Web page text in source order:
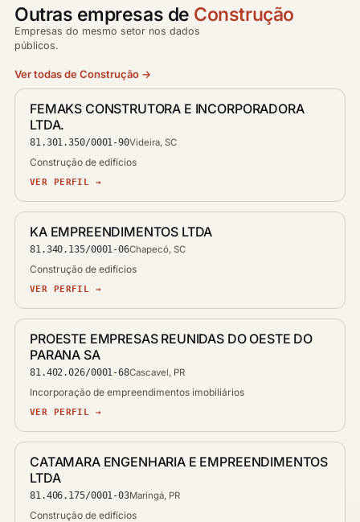
Outras empresas de Construção
Empresas do mesmo setor nos dados
públicos.
Ver todas de Construção →
FEMAKS CONSTRUTORA E INCORPORADORA
LTDA.
81.301.350/0001-90Videira, SC
Construção de edifícios
VER PERFIL →
KA EMPREENDIMENTOS LTDA
81.340.135/0001-06Chapecó, SC
Construção de edifícios
VER PERFIL →
PROESTE EMPRESAS REUNIDAS DO OESTE DO
PARANA SA
81.402.026/0001-68Cascavel, PR
Incorporação de empreendimentos imobiliários
VER PERFIL →
CATAMARA ENGENHARIA E EMPREENDIMENTOS
LTDA
81.406.175/0001-03Maringá, PR
Construção de edifícios